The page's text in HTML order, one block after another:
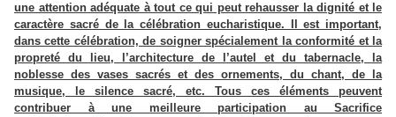
une attention adéquate à tout ce qui peut rehausser la dignité et le
caractère sacré de la célébration eucharistique. Il est important,
dans cette célébration, de soigner spécialement la conformité et la
propreté du lieu, l’architecture de l’autel et du tabernacle, la
noblesse des vases sacrés et des ornements, du chant, de la
musique, le silence sacré, etc. Tous ces éléments peuvent
contribuer à une meilleure participation au Sacrifice